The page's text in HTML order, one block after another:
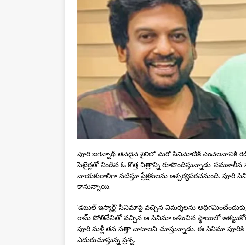
పూరి జగన్నాథ్ తనదైన శైలిలో మరో సినిమాటిక్ సంచలనానికి
సెటైర్లతో నిండిన ఓ కొత్త చిత్రాన్ని రూపొందిస్తున్నాడు.
నాయకురాలిగా నటిస్తూ ప్రేక్షకులను ఆశ్చర్యపరచనుంది.
కానున్నాయి.
‘డబుల్ ఇస్మార్ట్’ సినిమాపై వచ్చిన విమర్శలను
రామ్ పోతినేనితో వచ్చిన ఆ సినిమా ఆశించిన స్థాయిలో
పూరి మళ్లీ తన సత్తా చాటాలని చూస్తున్నాడు. ఈ సినిమా పూరికి
ఎదురుచూస్తున్న ప్రశ్న.